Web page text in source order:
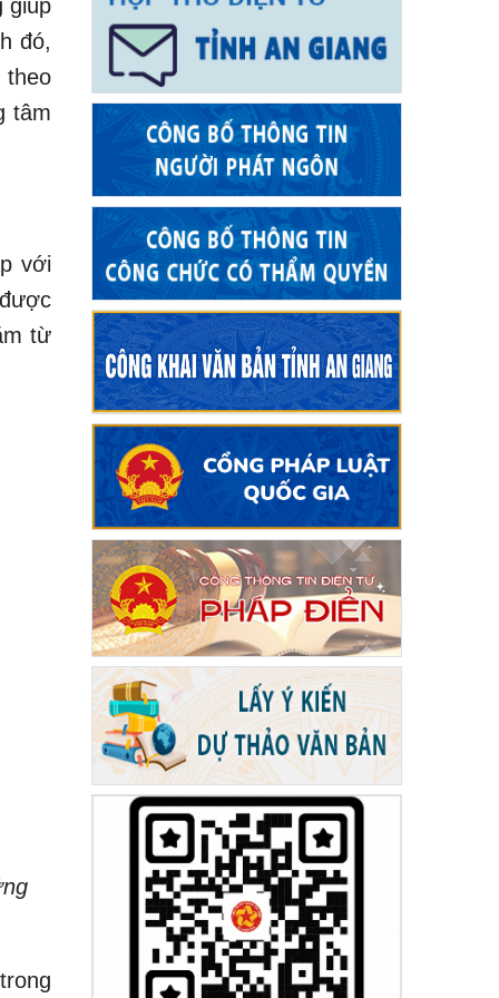
giúp
đó,
theo
tâm
với
từ